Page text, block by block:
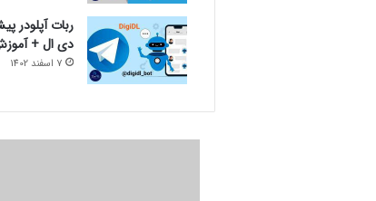
ربات آپلودر
دی ال +
7 اسفند 1402